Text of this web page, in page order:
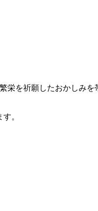
栄を祈願したおかしみ
。